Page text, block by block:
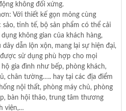
không đối xứng.
Với thiết kế gọn mỏng cùng
tinh tế, bộ sản phẩm có thể cải
không gian của khách hàng,
dây dẫn lộn xộn, mang lại sự hiện đại,
sử dụng phù hợp cho mọi
gia đình như bếp, phòng khách,
chân tường….. hay tại các địa điểm
nội thất, phòng máy chủ, phòng
bàn hội thảo, trung tâm thương
viện,…